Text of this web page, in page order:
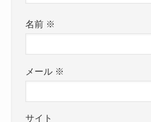
名前 ※
メール ※
サイト